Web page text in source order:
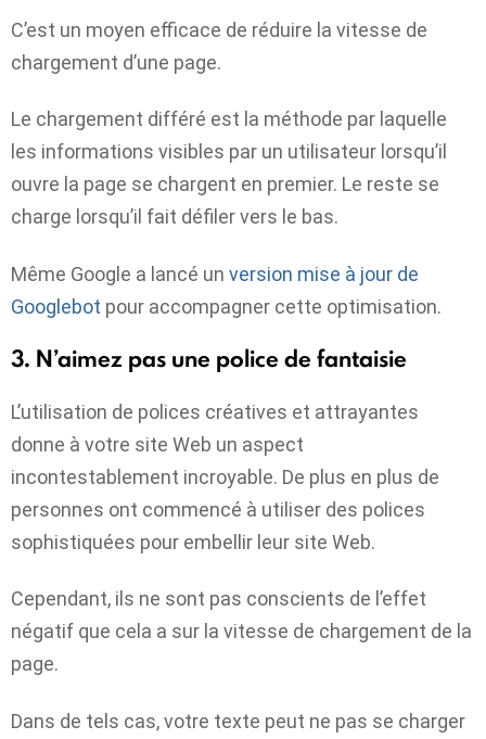
C’est un moyen efficace de réduire la vitesse de
chargement d’une page.
Le chargement différé est la méthode par laquelle
les informations visibles par un utilisateur lorsqu’il
ouvre la page se chargent en premier. Le reste se
charge lorsqu’il fait défiler vers le bas.
Même Google a lancé un version mise à jour de
Googlebot pour accompagner cette optimisation.
3. N’aimez pas une police de fantaisie
L’utilisation de polices créatives et attrayantes
donne à votre site Web un aspect
incontestablement incroyable. De plus en plus de
personnes ont commencé à utiliser des polices
sophistiquées pour embellir leur site Web.
Cependant, ils ne sont pas conscients de l’effet
négatif que cela a sur la vitesse de chargement de la
page.
Dans de tels cas, votre texte peut ne pas se charger